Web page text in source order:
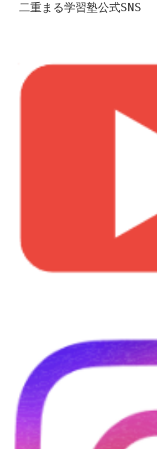
二重まる学習塾公式SNS